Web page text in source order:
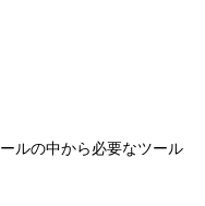
ルの中から必要なツール